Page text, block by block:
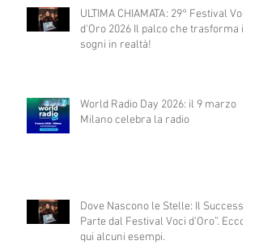
ULTIMA CHIAMATA: 29° Festival Voci
d'Oro 2026 Il palco che trasforma i
sogni in realtà!
World Radio Day 2026: il 9 marzo
Milano celebra la radio
Dove Nascono le Stelle: Il Successo
Parte dal Festival Voci d’Oro”. Ecco
qui alcuni esempi.